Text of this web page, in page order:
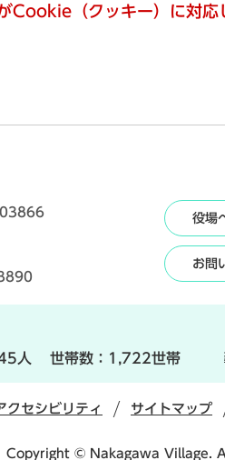
Cookie（クッキー）に対応
役場
お問
人 世帯数： 1,722世帯
クセシビリティ サイトマップ
Copyright © Nakagawa Village.